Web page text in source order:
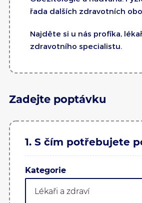
řada dalších zdravotních
Najděte si u nás profíka,
zdravotního specialistu.
Zadejte poptávku
1. S čím potřebujete
kategorie
Lékaři a zdraví